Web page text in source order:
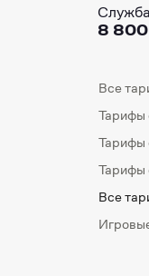
8
Все
Тарифы
Тарифы
Тарифы
Все